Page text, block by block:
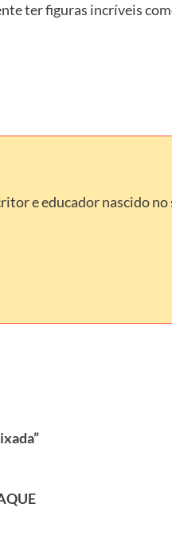
ter figuras incríveis
e educador nascido no